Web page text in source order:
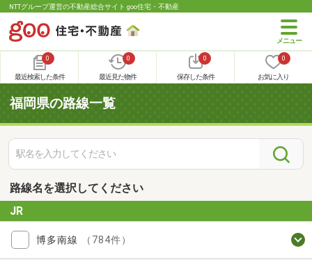
NTTグループ運営の不動産総合サイト goo住宅・不動産
0
最近検索した条件
0
最近見た物件
0
保存した条件
0
お気に入り
福岡県の路線一覧
路線名を選択してください
JR
博多南線 （784件）